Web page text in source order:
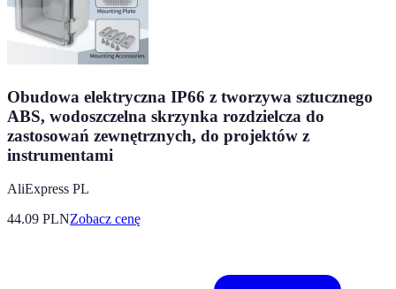
Obudowa elektryczna IP66 z tworzywa sztucznego
ABS, wodoszczelna skrzynka rozdzielcza do
zastosowań zewnętrznych, do projektów z
instrumentami
AliExpress PL
44.09 PLNZobacz cenę